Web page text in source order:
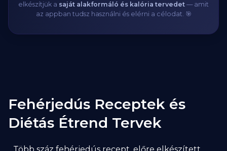
elkészítjük a saját alakformáló és kalória tervedet — amit
az appban tudsz használni és elérni a célodat. 🎯
Fehérjedús Receptek és
Diétás Étrend Tervek